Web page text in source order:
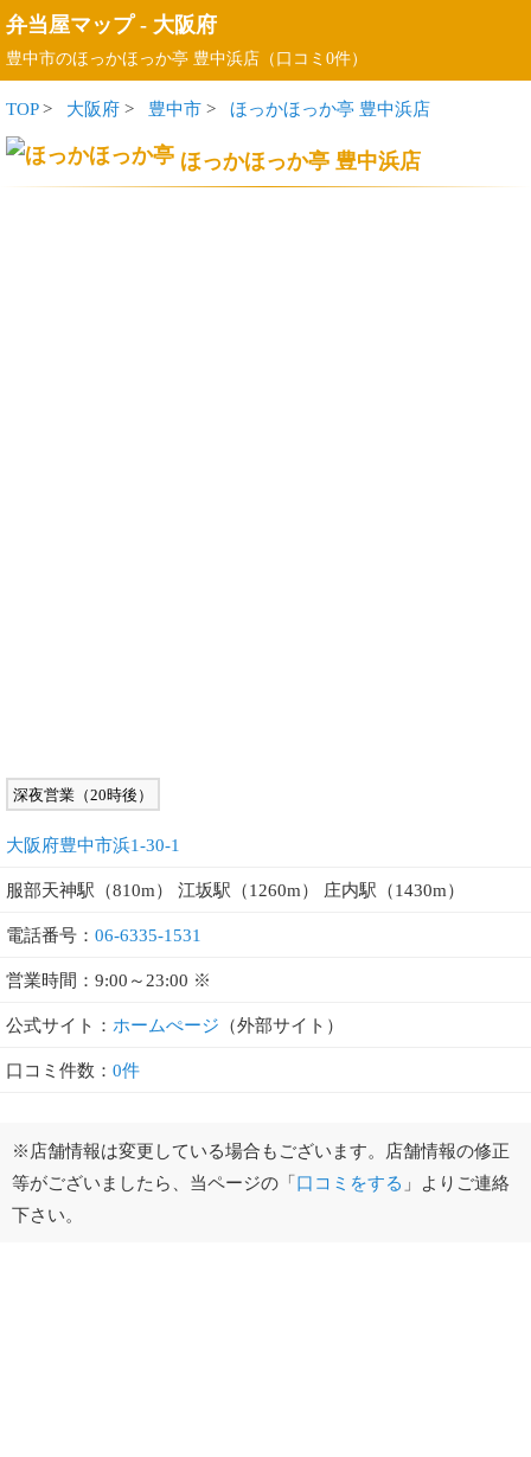
弁当屋マップ- 大阪府
豊中市のほっかほっか亭 豊中浜店（口コミ0件）
TOP> 大阪府 > 豊中市 > ほっかほっか亭 豊中浜店
ほっかほっか亭 豊中浜店
深夜営業（20時後）
大阪府豊中市浜1-30-1
服部天神駅（810m） 江坂駅（1260m） 庄内駅（1430m）
電話番号： 06-6335-1531
営業時間：9:00～23:00 ※
公式サイト： ホームぺージ （外部サイト）
口コミ件数： 0件
※店舗情報は変更している場合もございます。店舗情報の修正
等がございましたら、当ページの「口コミをする 」よりご連絡
下さい。